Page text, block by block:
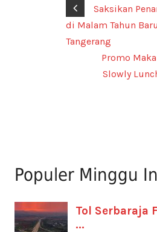
Saksikan
di Malam Tahun
Tangerang
Promo
Slowly
Populer Minggu